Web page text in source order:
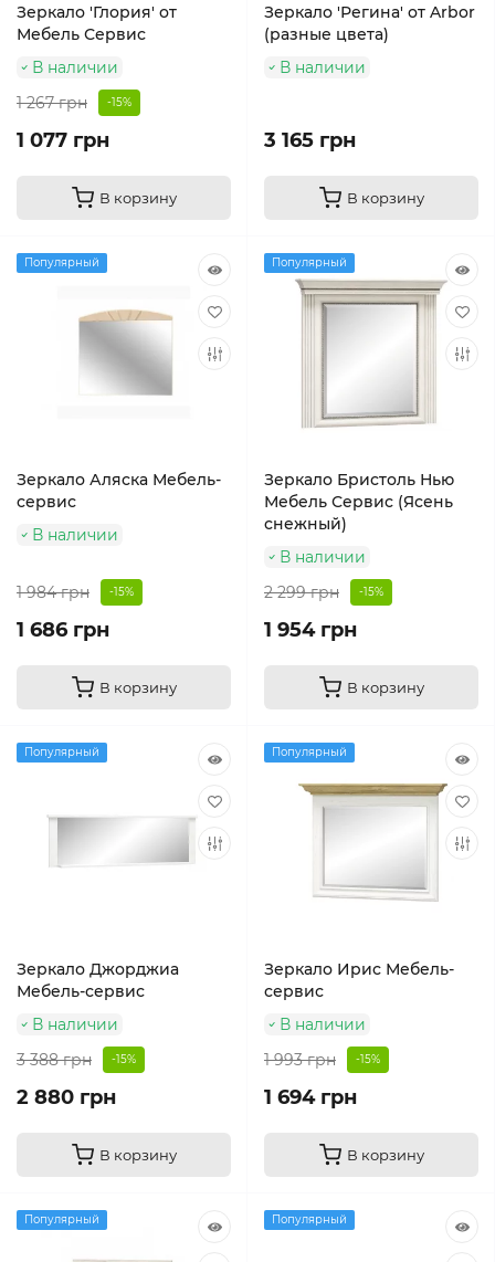
Зеркало 'Глория' от
Мебель Сервис
В наличии
1 267 грн
-15%
1 077 грн
В корзину
Зеркало 'Регина' от Arbor
(разные цвета)
В наличии
3 165 грн
В корзину
Популярный
Зеркало Аляска Мебель-
сервис
В наличии
1 984 грн -15%
1 686 грн
В корзину
Популярный
Зеркало Бристоль Нью
Мебель Сервис (Ясень
снежный)
В наличии
2 299 грн
-15%
1 954 грн
В корзину
Популярный
Зеркало Джорджиа
Мебель-сервис
В наличии
3 388 грн
-15%
2 880 грн
В корзину
Популярный
Зеркало Ирис Мебель-
сервис
В наличии
1 993 грн
-15%
1 694 грн
В корзину
Популярный Популярный